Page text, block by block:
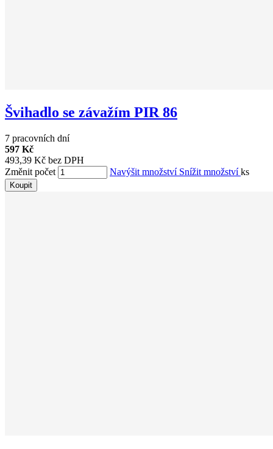
Švihadlo se závažím PIR 86
7 pracovních dní
597 Kč
493,39 Kč bez DPH
Změnit počet
Navýšit množství Snížit množstvíks
Koupit